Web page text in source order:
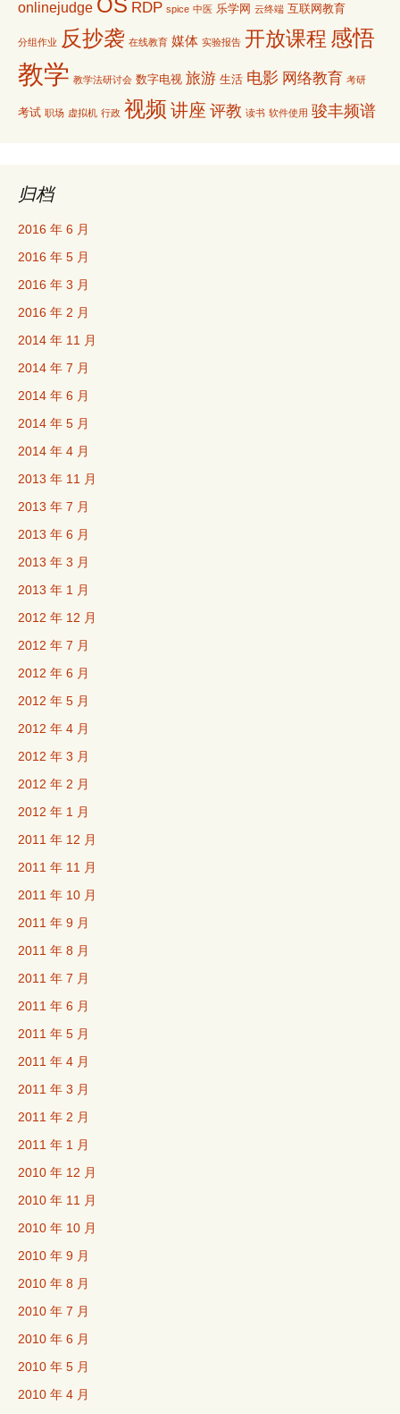
onlinejudge OS RDP spice 中医 乐学网 云终端 互联网教育
分组作业 反抄袭 在线教育 媒体 实验报告 开放课程 感悟
教学 教学法研讨会 数字电视 旅游 生活 电影 网络教育 考研
考试 职场 虚拟机 行政 视频 讲座 评教 读书 软件使用 骏丰频谱
归档
2016 年 6 月
2016 年 5 月
2016 年 3 月
2016 年 2 月
2014 年 11 月
2014 年 7 月
2014 年 6 月
2014 年 5 月
2014 年 4 月
2013 年 11 月
2013 年 7 月
2013 年 6 月
2013 年 3 月
2013 年 1 月
2012 年 12 月
2012 年 7 月
2012 年 6 月
2012 年 5 月
2012 年 4 月
2012 年 3 月
2012 年 2 月
2012 年 1 月
2011 年 12 月
2011 年 11 月
2011 年 10 月
2011 年 9 月
2011 年 8 月
2011 年 7 月
2011 年 6 月
2011 年 5 月
2011 年 4 月
2011 年 3 月
2011 年 2 月
2011 年 1 月
2010 年 12 月
2010 年 11 月
2010 年 10 月
2010 年 9 月
2010 年 8 月
2010 年 7 月
2010 年 6 月
2010 年 5 月
2010 年 4 月